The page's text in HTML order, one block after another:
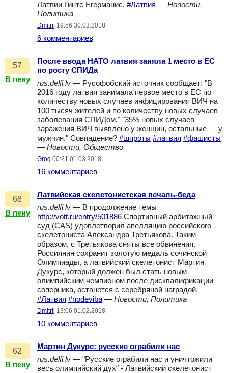
Латвии Гинтс Егерманис. #Латвия — Новости,
Политика
Dmitrij 19:56 30.03.2018
6 комментариев
57
В пену
После ввода НАТО латвия заняла 1 место в ЕС
по росту СПИДа
rus.delfi.lv — Русофобский источник сообщает: "В
2016 году латвия занимала первое место в ЕС по
количеству новых случаев инфицирования ВИЧ на
100 тысяч жителей и по количеству новых случаев
заболевания СПИДом." "35% новых случаев
заражения ВИЧ выявлено у женщин, остальные — у
мужчин." Совпадение? #шпроты #латвия #фашисты
— Новости, Общество
Grog 00:21 01.03.2018
16 комментариев
68
В пену
Латвийская скелетонистская печаль-беда
rus.delfi.lv — В продолжение темы
http://vott.ru/entry/501886 Спортивный арбитажный
суд (CAS) удовлетворил апелляцию российского
скелетониста Александра Третьякова. Таким
образом, с Третьякова сняты все обвинения.
Россиянин сохранит золотую медаль сочинской
Олимпиады, а латвийский скелетонист Мартин
Дукурс, который должен был стать новым
олимпийским чемпионом после дисквалификации
соперника, останется с серебряной наградой.
#Латвия #nodeviba — Новости, Политика
Dmitrij 13:06 01.02.2018
10 комментариев
62
В пену
Мартин Дукурс: русские ограбили нас
rus.delfi.lv — "Русские ограбили нас и уничтожили
весь олимпийский дух" - Латвийский скелетонист